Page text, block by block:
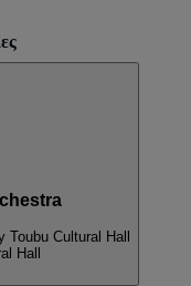
Toubu Cultural Hall
Hall